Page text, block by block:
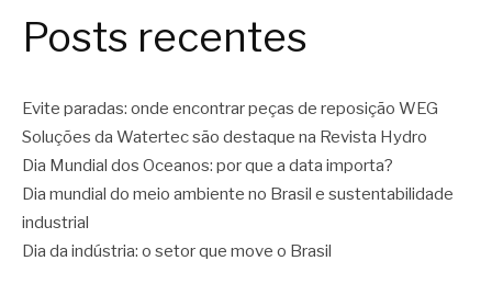
Posts recentes
Evite paradas: onde encontrar peças de reposição WEG
Soluções da Watertec são destaque na Revista Hydro
Dia Mundial dos Oceanos: por que a data importa?
Dia mundial do meio ambiente no Brasil e sustentabilidade
industrial
Dia da indústria: o setor que move o Brasil